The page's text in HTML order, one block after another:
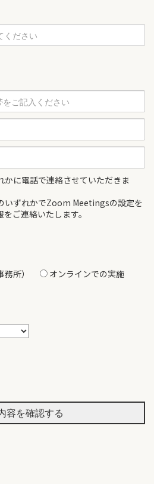
に電話で連絡させていただきま
いずれかでZoom Meetingsの設定を
ご連絡いたします。
務所）
オンラインでの実施
容を確認する